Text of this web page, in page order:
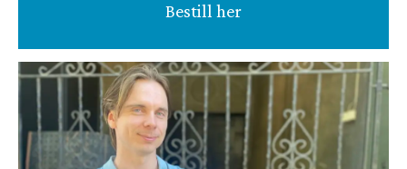
Bestill her